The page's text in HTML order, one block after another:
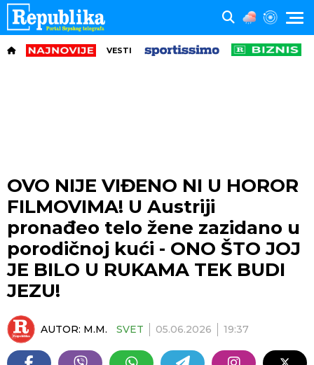
VESTI
OVO NIJE VIĐENO NI U HOROR
FILMOVIMA! U Austriji
pronađeo telo žene zazidano u
porodičnoj kući - ONO ŠTO JOJ
JE BILO U RUKAMA TEK BUDI
JEZU!
AUTOR: M.M. SVET 05.06.2026 19:37